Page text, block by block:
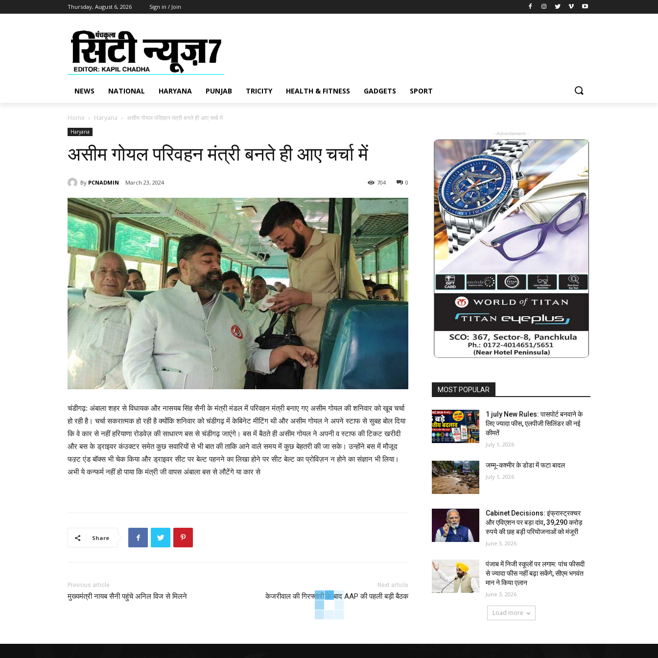
Thursday, August 6, 2026 Sign in / Join
NEWS NATIONAL HARYANA PUNJAB TRICITY HEALTH & FITNESS GADGETS SPORT
Home Haryana असीम गोयल परिवहन मंत्री बनते ही आए चर्चा में
Haryana
असीम गोयल परिवहन मंत्री बनते ही आए चर्चा में
By PCNADMIN March 23, 2024 0
704
चंडीगढ़: अंबाला शहर से विधायक और नासयब सिंह सैनी के मंत्री मंडल में परिवहन मंत्री बनाए गए असीम गोयल की शनिवार को खूब चर्चा
हो रही है। चर्चा सकरात्मक हो रही है क्योंकि शनिवार को चंडीगढ़ में केबिनेट मीटिंग थी और असीम गोयल ने अपने स्टाफ से सुबह बोल दिया
कि वे कार से नहीं हरियाणा रोडवेज़ की साधारण बस से चंडीगढ़ जाएंगे। बस में बैठते ही असीम गोयल ने अपनी व स्टाफ की टिकट खरीदी
और बस के ड्राइवर कंउक्टर समेत कुछ सवारियों से भी बात की ताकि आने वाले समय में कुछ बेहतरी की जा सके। उन्होंने बस में मौजूद
फस्र्ट एंड बॉक्स भी चेक किया और ड्राइवर सीट पर बेल्ट पहनने का लिखा होने पर सीट बेल्ट का प्रोविज़न न होने का संज्ञान भी लिया।
अभी ये कन्फर्म नहीं हो पाया कि मंत्री जी वापस अंबाला बस से लौटेंगे या कार से
Share
Previous article
मुख्यमंत्री नायब सैनी पहुंचे अनिल विज से मिलने
Next article
केजरीवाल की गिरफ्तारी के बाद AAP की पहली बड़ी बैठक
- Advertisment -
MOST POPULAR
1 july New Rules: पासपोर्ट बनवाने के
लिए ज्यादा फीस, एलपीजी सिलिंडर की नई
कीमतें
July 1, 2026
जम्मू-कश्मीर के डोडा में फटा बादल
July 1, 2026
Cabinet Decisions: इंफ्रास्ट्रक्चर
और एविएशन पर बड़ा दांव, 39,290 करोड़
रुपये की छह बड़ी परियोजनाओं को मंजूरी
June 3, 2026
पंजाब में निजी स्कूलों पर लगाम: पांच फीसदी
से ज्यादा फीस नहीं बढ़ा सकेंगे, सीएम भगवंत
मान ने किया एलान
June 3, 2026
Load more